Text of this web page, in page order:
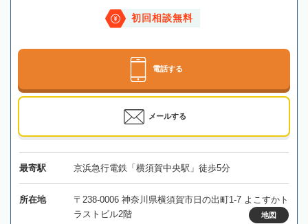
初回相談無料
電話する
メールする
最寄駅 京浜急行電鉄「横須賀中央駅」徒歩5分
所在地
〒238-0006 神奈川県横須賀市日の出町1-7 よこすかト
ラストビル2階
地図